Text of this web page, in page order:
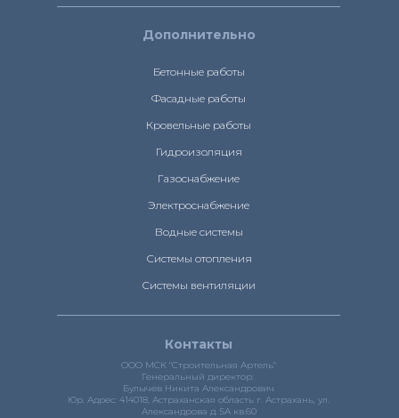
Дополнительно
Контакты
ООО МСК "Строительная Артель"
Генеральный директор:
Булычев Никита Александрович
Юр. Адрес: 414018, Астраханская область г. Астрахань, ул.
Александрова д. 5А кв.60
Кровельные работы
Фасадные работы
Бетонные работы
Гидроизоляция
Газоснабжение
Электроснабжение
Водные системы
Системы отопления
Системы вентиляции